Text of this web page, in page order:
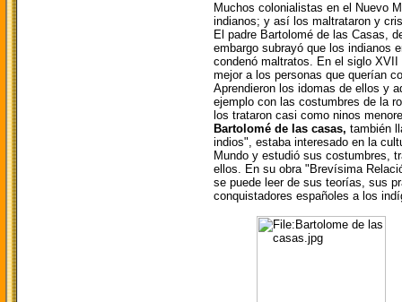
Muchos colonialistas en el Nuevo
indianos; y así los maltrataron y
El padre Bartolomé de las Casas,
embargo subrayó que los indianos
condenó maltratos. En el siglo
mejor a los personas que querían
Aprendieron los idomas de ellos y
ejemplo con las costumbres de la
los trataron casi como ninos
Bartolomé de las casas, también
indios", estaba interesado en la
Mundo y estudió sus costumbres,
ellos. En su obra "Brevísima
se puede leer de sus teorías, sus
conquistadores españoles a los